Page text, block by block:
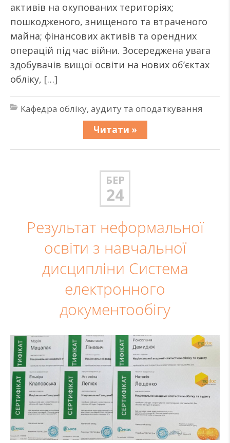
активів на окупованих територіях;
пошкодженого, знищеного та втраченого
майна; фінансових активів та орендних
операцій під час війни. Зосереджена увага
здобувачів вищої освіти на нових об’єктах
обліку, […]
Кафедра обліку, аудиту та оподаткування
Читати »
БЕР
24
Результат неформальної
освіти з навчальної
дисципліни Система
електронного
документообігу